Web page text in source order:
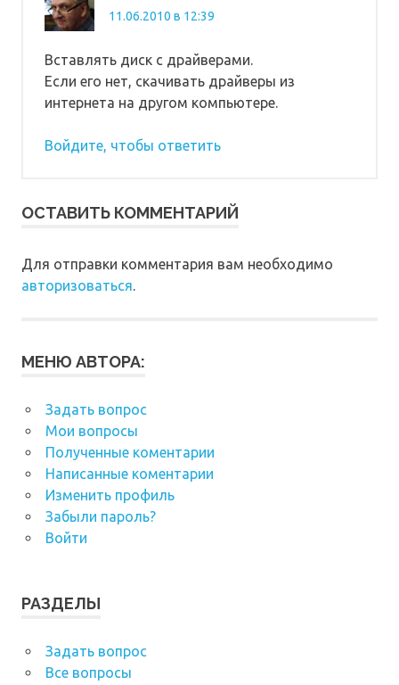
11.06.2010 в 12:39
Вставлять диск с драйверами.
Если его нет, скачивать драйверы из
интернета на другом компьютере.
Войдите, чтобы ответить
ОСТАВИТЬ КОММЕНТАРИЙ
Для отправки комментария вам необходимо
авторизоваться
МЕНЮ АВТОРА:
Задать вопрос
Мои вопросы
Полученные коментарии
Написанные коментарии
Изменить профиль
Забыли пароль?
Войти
РАЗДЕЛЫ
Задать вопрос
Все вопросы